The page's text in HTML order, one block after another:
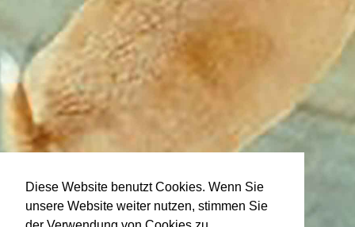
Diese Website benutzt Cookies. Wenn Sie
unsere Website weiter nutzen, stimmen Sie